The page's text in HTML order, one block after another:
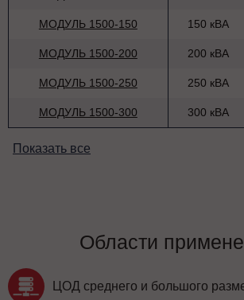
МОДУЛЬ 1500-150 150 кВА
МОДУЛЬ 1500-200 200 кВА
МОДУЛЬ 1500-250 250 кВА
МОДУЛЬ 1500-300 300 кВА
Показать все
Области
ЦОД среднего и большого